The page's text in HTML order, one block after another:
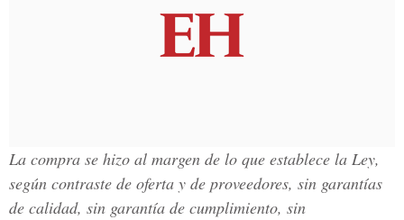
La compra se hizo al margen de lo que establece la Ley,
según contraste de oferta y de proveedores, sin garantías
de calidad, sin garantía de cumplimiento, sin